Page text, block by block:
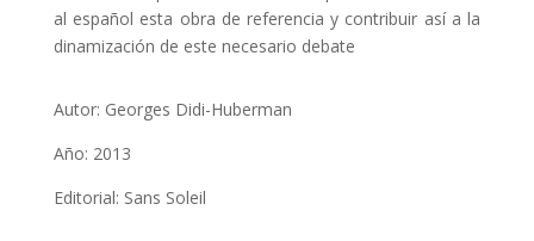
al español esta obra de referencia y contribuir así a la
dinamización de este necesario debate
Autor: Georges Didi-Huberman
Año: 2013
Editorial: Sans Soleil